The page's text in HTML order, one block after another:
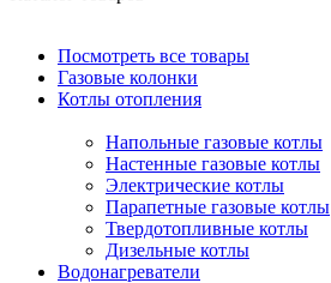
Посмотреть все товары
Газовые колонки
Котлы отопления
Напольные газовые котлы
Настенные газовые котлы
Электрические котлы
Парапетные газовые котлы
Твердотопливные котлы
Дизельные котлы
Водонагреватели